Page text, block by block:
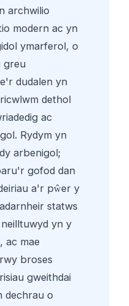
archwilio
modern ac yn
ymarferol, o
greu
dudalen yn
dethol
ac
Rydym yn
arbenigol;
gofod dan
a'r pŵer y
statws
yn y
ac mae
broses
gweithdai
dechrau o